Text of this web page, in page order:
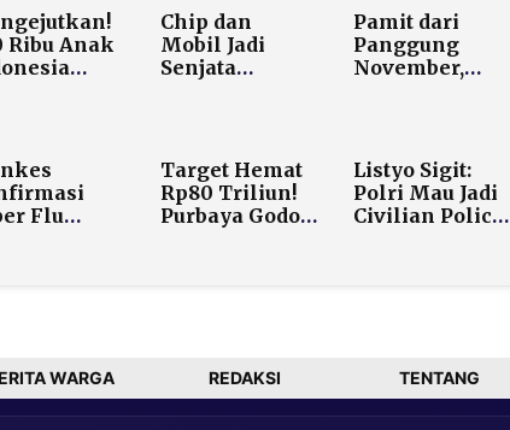
Ribu Anak
Depresi
Chip dan
Mobil Jadi
Senjata
Sejak 2022,
China
Penyumbang
Terbesarnya
Pamit dari
Panggung
November,
Aldiano Tutup
Usia 22 Hari
Sebelum
Ulang Tahun
Flu
Rendah
Target Hemat
Rp80 Triliun!
Purbaya Godok
Listyo Sigit:
Polri Mau Jadi
Civilian Police,
WARGA REDAKSI TENTANG